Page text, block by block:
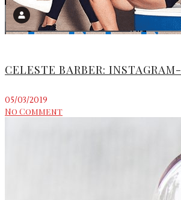
CELESTE BARBER:
05/03/2019
No Comment